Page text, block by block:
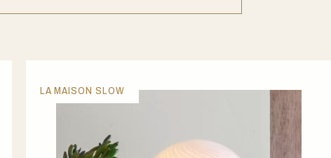
LA MAISON SLOW